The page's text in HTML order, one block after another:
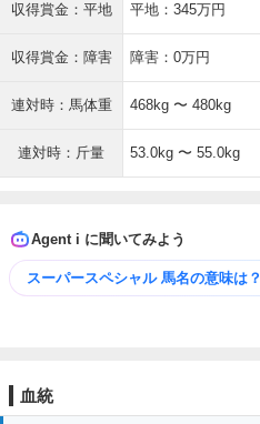
収得賞金：平地 平地：345万円
収得賞金：障害 障害：0万円
連対時：馬体重 468kg 〜 480kg
連対時：斤量 53.0kg 〜 55.0kg
Agent i に聞いてみよう
スーパースペシャル 馬名の意味は？
血統